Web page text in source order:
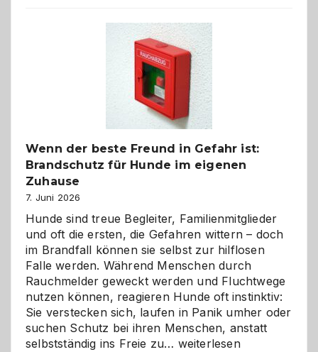
bewusst
herzlich
gestalten
Wenn der beste Freund in Gefahr ist:
Brandschutz für Hunde im eigenen
Zuhause
7. Juni 2026
Hunde sind treue Begleiter, Familienmitglieder
und oft die ersten, die Gefahren wittern – doch
im Brandfall können sie selbst zur hilflosen
Falle werden. Während Menschen durch
Rauchmelder geweckt werden und Fluchtwege
nutzen können, reagieren Hunde oft instinktiv:
Sie verstecken sich, laufen in Panik umher oder
suchen Schutz bei ihren Menschen, anstatt
selbstständig ins Freie zu… Wenn
weiterlesen